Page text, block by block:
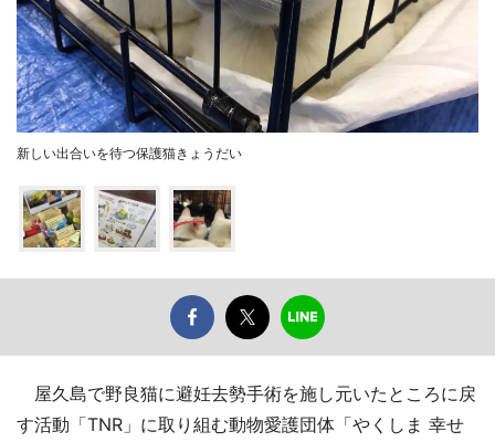
新しい出合いを待つ保護猫きょうだい
屋久島で野良猫に避妊去勢手術を施し元いたところに戻
す活動「TNR」に取り組む動物愛護団体「やくしま 幸せ